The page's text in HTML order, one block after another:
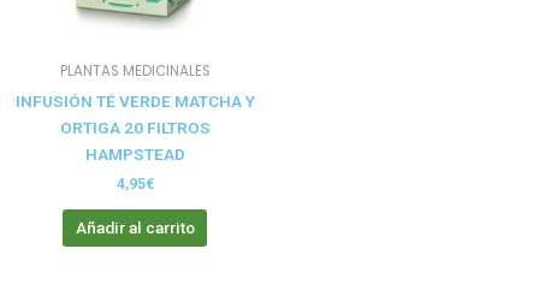
PLANTAS MEDICINALES
INFUSIÓN TÉ VERDE MATCHA Y
ORTIGA 20 FILTROS
HAMPSTEAD
4,95€
Añadir al carrito